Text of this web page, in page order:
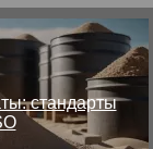
стандарты